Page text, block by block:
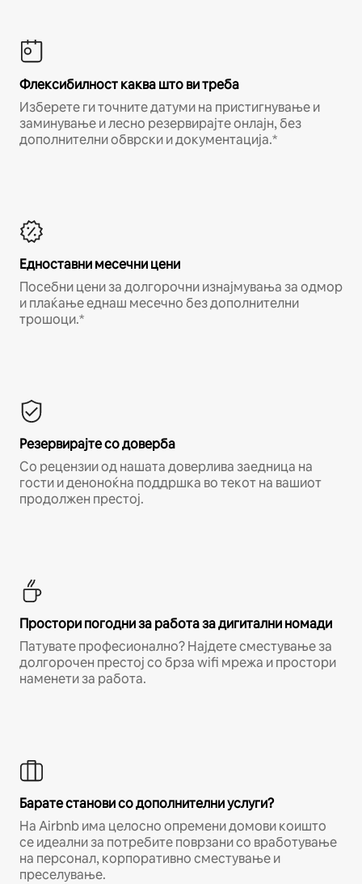
Флексибилност каква што ви треба
Изберете ги точните датуми на пристигнување и
заминување и лесно резервирајте онлајн, без
дополнителни обврски и документација.*
Едноставни месечни цени
Посебни цени за долгорочни изнајмувања за одмор
и плаќање еднаш месечно без дополнителни
трошоци.*
Резервирајте со доверба
Со рецензии од нашата доверлива заедница на
гости и деноноќна поддршка во текот на вашиот
продолжен престој.
Простори погодни за работа за дигитални номади
Патувате професионално? Најдете сместување за
долгорочен престој со брза wifi мрежа и простори
наменети за работа.
Барате станови со дополнителни услуги?
На Airbnb има целосно опремени домови коишто
се идеални за потребите поврзани со вработување
на персонал, корпоративно сместување и
преселување.